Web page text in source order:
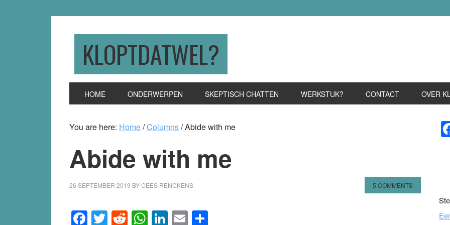
KLOPTDATWEL?
HOME ONDERWERPEN SKEPTISCH CHATTEN WERKSTUK? CONTACT OVER
You are here: Home/Columns/Abide with me
Abide with me
26 SEPTEMBER 2019 BYCEES RENCKENS 5 COMMENTS
Facebook
Twitter
Reddit
WhatsApp
LinkedIn
Email